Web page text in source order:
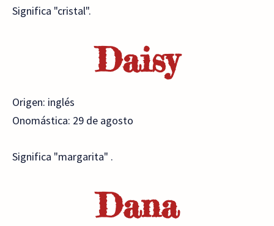
Significa "cristal".
Daisy
Origen: inglés
Onomástica: 29 de agosto
Significa "margarita" .
Dana